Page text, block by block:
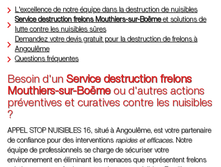
L'excellence de notre équipe dans la destruction de nuisibles
Service destruction frelons Mouthiers-sur-Boëmeet solutions de
lutte contre les nuisibles sûres
Demandez votre devis gratuit pour la destruction de frelons à
Angoulême
Questions fréquentes
Besoin d'un Service destruction frelons
Mouthiers-sur-Boëmeou d'autres actions
préventives et curatives contre les nuisibles
?
APPEL STOP NUISIBLES 16, situé à Angoulême, est votre partenaire
de confiance pour des interventions rapides et efficaces. Notre
équipe de professionnels se charge de sécuriser votre
environnement en éliminant les menaces que représentent frelons